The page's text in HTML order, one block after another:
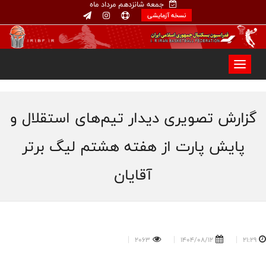
جمعه شانزدهم مرداد ماه
نسخه آزمایشی
گزارش تصویری دیدار تیم‌های استقلال و
پایش پارت از هفته هشتم لیگ برتر
آقایان
21:29
1404/08/12
2063